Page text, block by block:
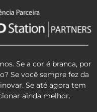
Se a cor é branca, por
Se você sempre fez da
Se até agora tem
ainda melhor.